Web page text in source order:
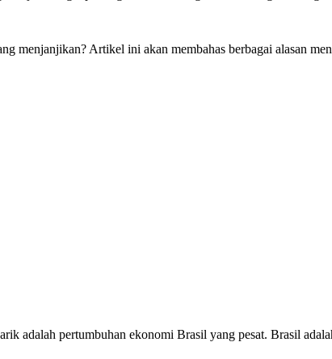
menjanjikan? Artikel ini akan membahas berbagai alasan
adalah pertumbuhan ekonomi Brasil yang pesat. Brasil